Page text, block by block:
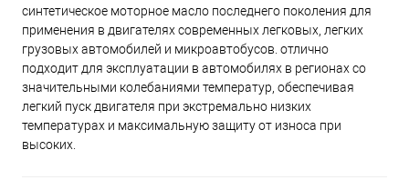
синтетическое моторное масло последнего поколения для
применения в двигателях современных легковых, легких
грузовых автомобилей и микроавтобусов. отлично
подходит для эксплуатации в автомобилях в регионах со
значительными колебаниями температур, обеспечивая
легкий пуск двигателя при экстремально низких
температурах и максимальную защиту от износа при
высоких.